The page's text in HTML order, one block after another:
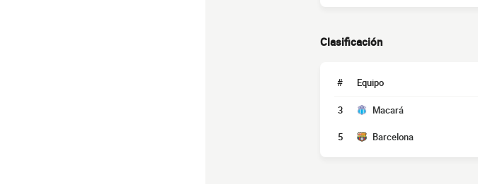
Clasificación
# Equipo
3 Macará
5 Barcelona